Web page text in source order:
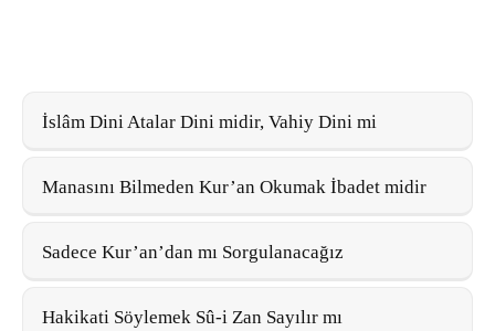
İslâm Dini Atalar Dini midir, Vahiy Dini mi
Manasını Bilmeden Kur’an Okumak İbadet midir
Sadece Kur’an’dan mı Sorgulanacağız
Hakikati Söylemek Sû-i Zan Sayılır mı